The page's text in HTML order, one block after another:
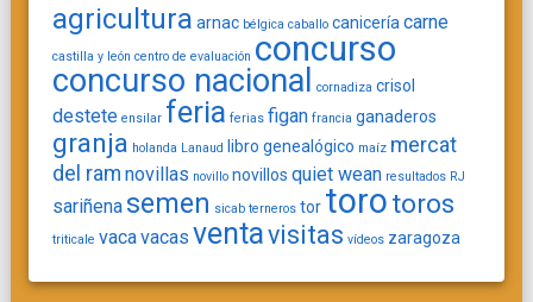
agricultura arnac bélgica caballo canicería carne
castilla y león centro de evaluación concurso
concurso nacional cornadiza crisol
destete ensilar feria ferias figan francia ganaderos
granja holanda Lanaud libro genealógico maíz mercat
del ram novillas novillo novillos quiet wean resultados RJ
sariñena semen sicab terneros tor torotoros
triticale vacavacas ventavisitas vídeos zaragoza